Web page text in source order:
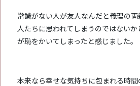
常識がない人が友人なんだと義理の
人たちに思われてしまうのではない
が恥をかいてしまったと感じました。
本来なら幸せな気持ちに包まれる時